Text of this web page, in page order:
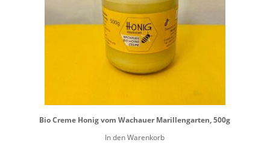
Bio Creme Honig vom Wachauer Marillengarten, 500g
In den Warenkorb